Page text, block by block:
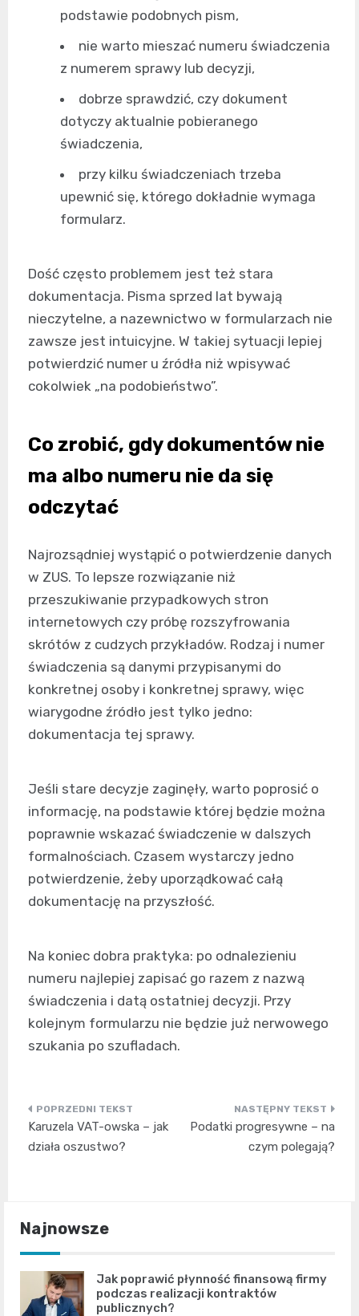
podstawie podobnych pism,
nie warto mieszać numeru świadczenia
z numerem sprawy lub decyzji,
dobrze sprawdzić, czy dokument
dotyczy aktualnie pobieranego
świadczenia,
przy kilku świadczeniach trzeba
upewnić się, którego dokładnie wymaga
formularz.
Dość często problemem jest też stara
dokumentacja. Pisma sprzed lat bywają
nieczytelne, a nazewnictwo w formularzach nie
zawsze jest intuicyjne. W takiej sytuacji lepiej
potwierdzić numer u źródła niż wpisywać
cokolwiek „na podobieństwo”.
Co zrobić, gdy dokumentów nie
ma albo numeru nie da się
odczytać
Najrozsądniej wystąpić o potwierdzenie danych
w ZUS. To lepsze rozwiązanie niż
przeszukiwanie przypadkowych stron
internetowych czy próbę rozszyfrowania
skrótów z cudzych przykładów. Rodzaj i numer
świadczenia są danymi przypisanymi do
konkretnej osoby i konkretnej sprawy, więc
wiarygodne źródło jest tylko jedno:
dokumentacja tej sprawy.
Jeśli stare decyzje zaginęły, warto poprosić o
informację, na podstawie której będzie można
poprawnie wskazać świadczenie w dalszych
formalnościach. Czasem wystarczy jedno
potwierdzenie, żeby uporządkować całą
dokumentację na przyszłość.
Na koniec dobra praktyka: po odnalezieniu
numeru najlepiej zapisać go razem z nazwą
świadczenia i datą ostatniej decyzji. Przy
kolejnym formularzu nie będzie już nerwowego
szukania po szufladach.
Nawigacja
wpisu
Karuzela VAT-owska – jak
działa oszustwo?
Podatki progresywne – na
czym polegają?
Najnowsze
Jak poprawić płynność finansową firmy
podczas realizacji kontraktów
publicznych?